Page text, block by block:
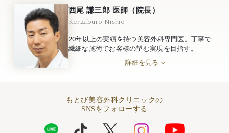
西尾 謙三郎 医師（院長）
Kenzaburo Nishio
20年以上の実績を持つ美容外科専門医。丁寧で
繊細な施術でお客様の望む実現を目指す。
詳細を見る
もとび美容外科クリニックの
SNSをフォローする